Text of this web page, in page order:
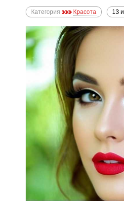
Категория Красота 13